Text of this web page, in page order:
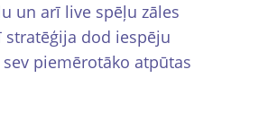
un arī live spēļu zāles
stratēģija dod iespēju
piemērotāko atpūtas